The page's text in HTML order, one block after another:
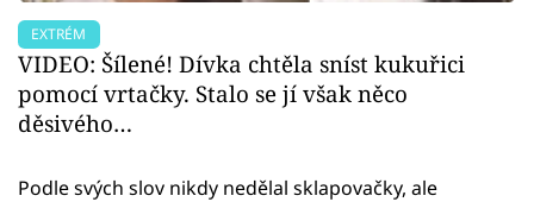
EXTRÉM
VIDEO: Šílené! Dívka chtěla sníst kukuřici
pomocí vrtačky. Stalo se jí však něco
děsivého…
Podle svých slov nikdy nedělal sklapovačky, ale